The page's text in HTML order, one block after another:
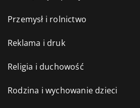
Przemysł i rolnictwo
Reklama i druk
Religia i duchowość
Rodzina i wychowanie dzieci